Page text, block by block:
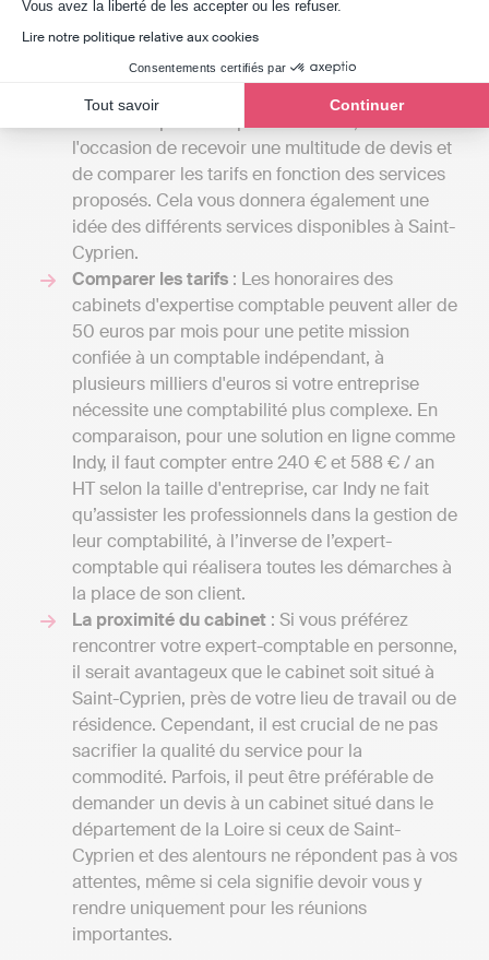
Vous avez la liberté de les accepter ou les refuser.
Lire notre politique relative aux cookies
Consentements certifiés par
Tout savoir Continuer
peut varier du tout au tout selon la lettre de
mission. Un cabinet d’expert-comptable offre
plusieurs prestations, et le coût dépendra du
nombre de tâches qu'il effectuera pour vous. En
consultant plusieurs professionnels, vous aurez
l'occasion de recevoir une multitude de devis et
de comparer les tarifs en fonction des services
proposés. Cela vous donnera également une
idée des différents services disponibles à Saint-
Cyprien.
Comparer les tarifs : Les honoraires des
cabinets d'expertise comptable peuvent aller de
50 euros par mois pour une petite mission
confiée à un comptable indépendant, à
plusieurs milliers d'euros si votre entreprise
nécessite une comptabilité plus complexe. En
comparaison, pour une solution en ligne comme
Indy, il faut compter entre 240 € et 588 € / an
HT selon la taille d'entreprise, car Indy ne fait
qu’assister les professionnels dans la gestion de
leur comptabilité, à l’inverse de l’expert-
comptable qui réalisera toutes les démarches à
la place de son client.
La proximité du cabinet : Si vous préférez
rencontrer votre expert-comptable en personne,
il serait avantageux que le cabinet soit situé à
Saint-Cyprien, près de votre lieu de travail ou de
résidence. Cependant, il est crucial de ne pas
sacrifier la qualité du service pour la
commodité. Parfois, il peut être préférable de
demander un devis à un cabinet situé dans le
département de la Loire si ceux de Saint-
Cyprien et des alentours ne répondent pas à vos
attentes, même si cela signifie devoir vous y
rendre uniquement pour les réunions
importantes.